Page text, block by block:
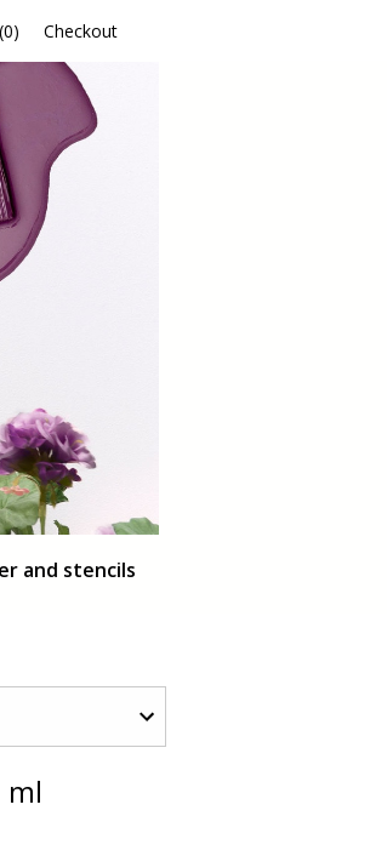
0) Checkout
and stencils
ml